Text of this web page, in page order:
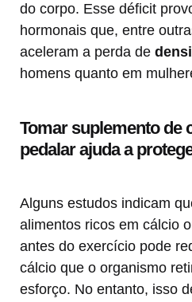
do corpo. Esse déficit
hormonais que, entre
aceleram a perda de
homens quanto em
Tomar suplemento de
pedalar ajuda a
Alguns estudos indicam
alimentos ricos em cálcio
antes do exercício pode
cálcio que o organismo
esforço. No entanto, isso